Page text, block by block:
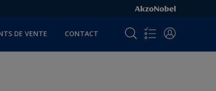
DE VENTE CONTACT